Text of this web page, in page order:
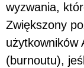
wyzwania,
Zwiększony
użytkowników
(burnoutu),